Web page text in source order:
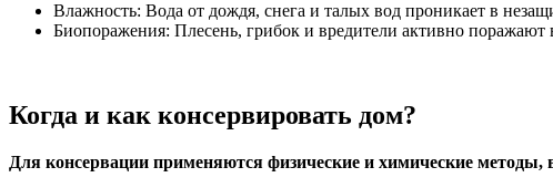
Влажность: Вода от дождя, снега и талых вод проникает в
Биопоражения: Плесень, грибок и вредители активно
Когда и как консервировать дом?
Для консервации применяются физические и химические